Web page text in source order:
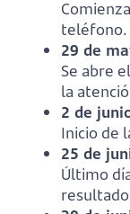
teléfono.
29 de
Se abre
la
2 de
Inicio de
25 de
Último